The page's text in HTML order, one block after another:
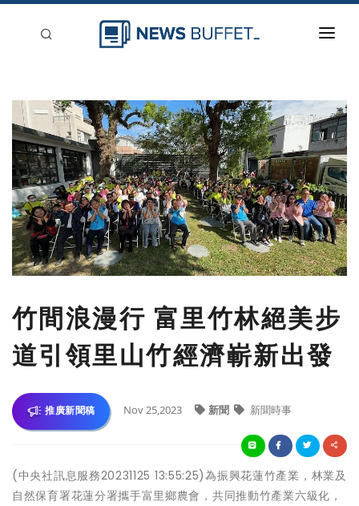
新聞稿分類
登入
刊登
竹間浪漫行 富里竹林絕美步
道引領里山竹經濟嶄新出發
推廣新聞稿 Nov 25,2023 新聞 新聞時事
(中央社訊息服務20231125 13:55:25)為振興花蓮竹產業，林業及
自然保育署花蓮分署攜手富里鄉農會，共同推動竹產業六級化，